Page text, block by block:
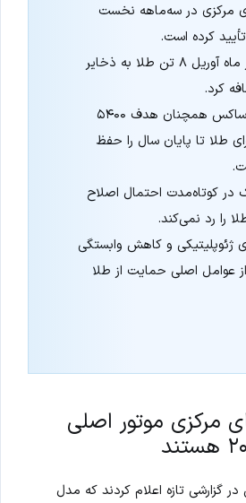
مرکزی در سه‌ماهه نخست
چین در ماه آوریل ۸ تن طلا به ذخایر
کرد.
گلدمن ساکس همچنان هدف ۵۴۰۰
طلا تا پایان سال را حفظ
در کوتاه‌مدت احتمال اصلاح
را رد نمی‌کند.
ژئوپلیتیکی و کاهش وابستگی
از عوامل اصلی حمایت از طلا
مرکزی موتور اصلی
گزارشی تازه اعلام کردند که مدل